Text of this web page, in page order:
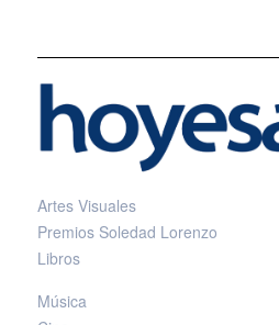
Artes Visuales
Premios Soledad Lorenzo
Libros
Música